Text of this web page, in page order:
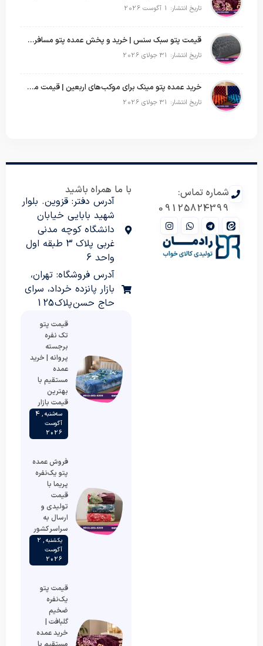
تاریخ انتشار: 1 آگوست 2026
قیمت پتو سبک سنس | خرید و پخش عمده پتو مسافرتی Sense
تاریخ انتشار: 31 جولای 2026
خرید عمده پتو مینک برای موکب‌های اربعین | قیمت مناسب و ارسال سریع
تاریخ انتشار: 31 جولای 2026
شماره تماس:
09125824399
با ما همراه باشید
آدرس دفتر: قزوین. بلوار
شهید بابایی خیابان
دانشگاه کوچه مدنی
غربی پلاک 3 طبقه اول
واحد 6
آدرس فروشگاه: تهران،
بازار پانزده خرداد، سرای
حاج حسن پلاک 125
قیمت پتو
تک نفره
برجسته
پروانه | خرید
عمده
مستقیم با
بهترین
قیمت بازار
سه‌شنبه , 4
آگوست
2026
فروش عمده
پتو یک‌نفره
پریما با
قیمت
تولیدی و
ارسال به
سراسر کشور
یکشنبه , 2
آگوست
2026
قیمت پتو
یک‌نفره
ضخیم
گلبافت |
خرید عمده